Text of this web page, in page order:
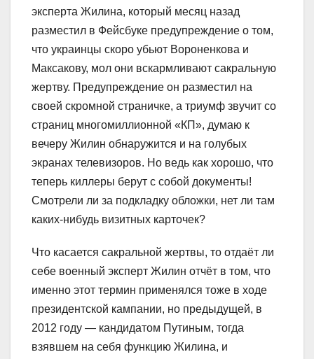
эксперта Жилина, который месяц назад
разместил в Фейсбуке предупреждение о том,
что украинцы скоро убьют Вороненкова и
Максакову, мол они вскармливают сакральную
жертву. Предупреждение он разместил на
своей скромной страничке, а триумф звучит со
страниц многомиллионной «КП», думаю к
вечеру Жилин обнаружится и на голубых
экранах телевизоров. Но ведь как хорошо, что
теперь киллеры берут с собой документы!
Смотрели ли за подкладку обложки, нет ли там
каких-нибудь визитных карточек?
Что касается сакральной жертвы, то отдаёт ли
себе военный эксперт Жилин отчёт в том, что
именно этот термин применялся тоже в ходе
президентской кампании, но предыдущей, в
2012 году — кандидатом Путиным, тогда
взявшем на себя функцию Жилина, и